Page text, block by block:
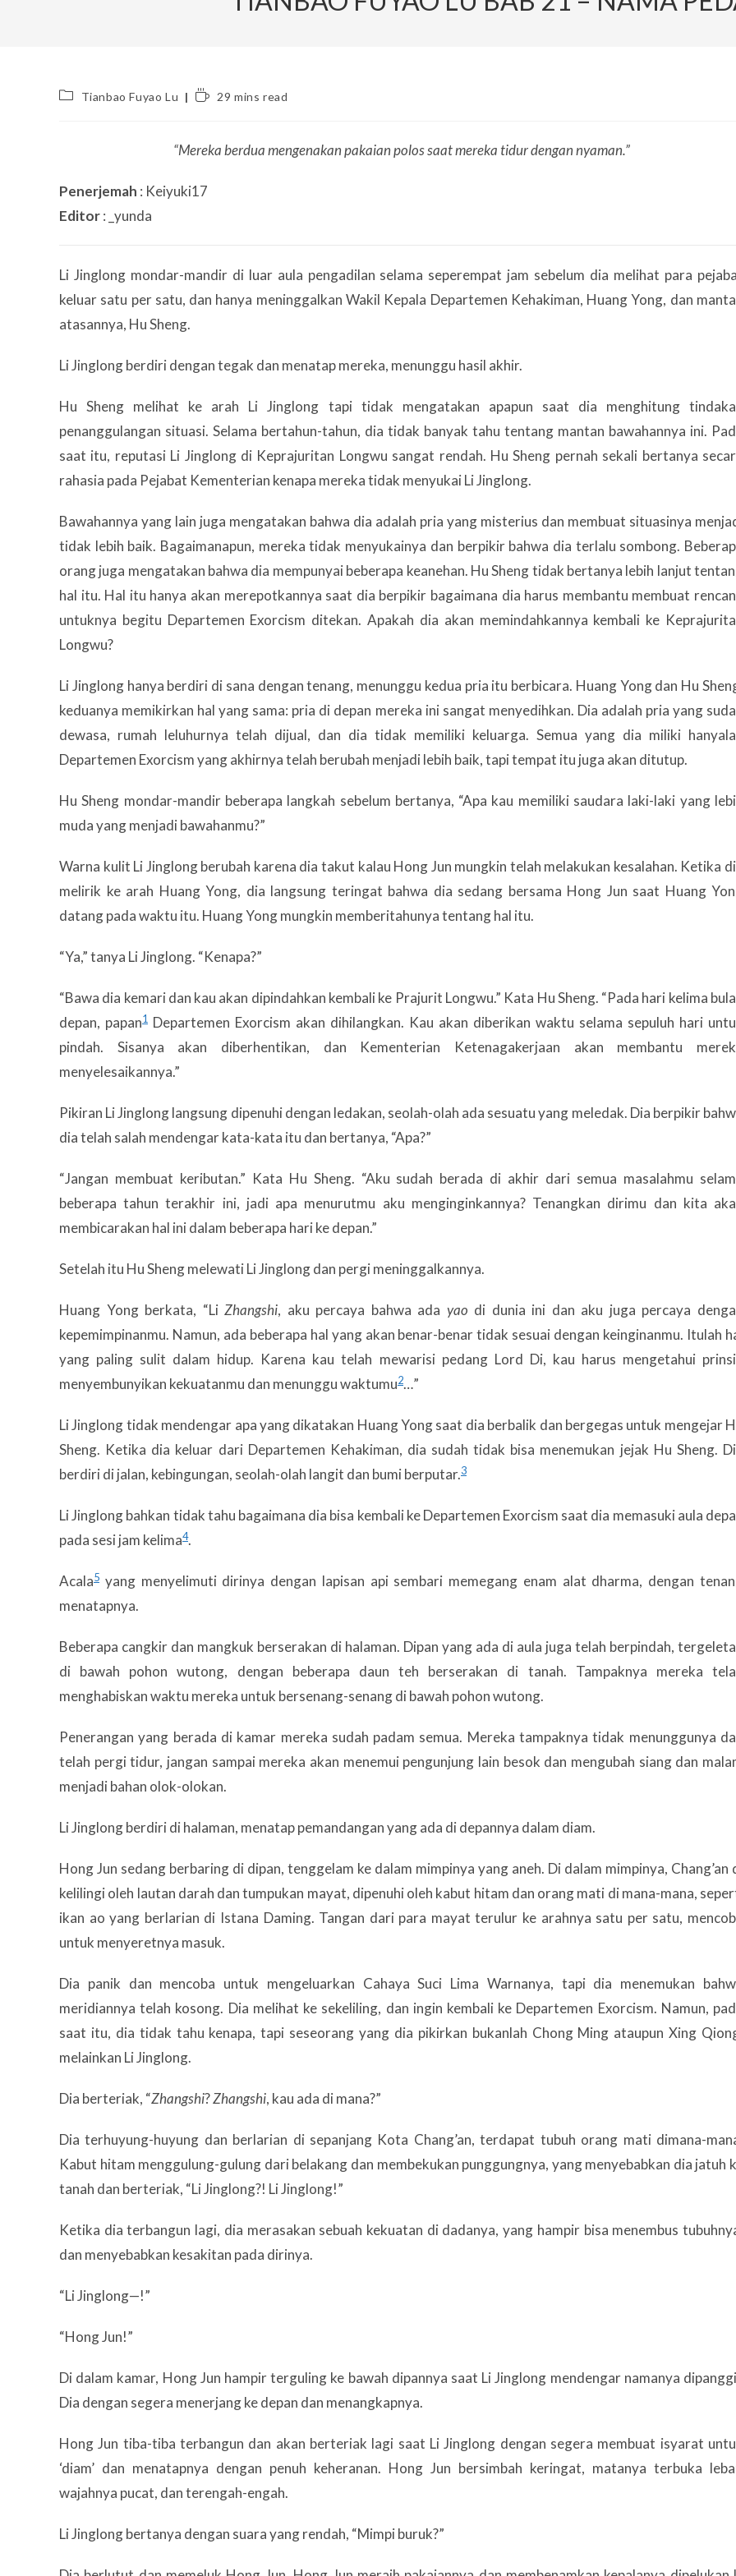
PostTianbao Fuyao Lu
Reading29 mins read
“Mereka berdua mengenakan pakaian polos saat mereka tidur dengan nyaman.”
Penerjemah : Keiyuki17
Editor: _yunda
Li Jinglong mondar-mandir di luar aula pengadilan selama seperempat jam sebelum dia melihat para
keluar satu per satu, dan hanya meninggalkan Wakil Kepala Departemen Kehakiman, Huang Yong, dan
atasannya, Hu Sheng.
Li Jinglong berdiri dengan tegak dan menatap mereka, menunggu hasil akhir.
Hu Sheng melihat ke arah Li Jinglong tapi tidak mengatakan apapun saat dia menghitung
penanggulangan situasi. Selama bertahun-tahun, dia tidak banyak tahu tentang mantan bawahannya ini.
saat itu, reputasi Li Jinglong di Keprajuritan Longwu sangat rendah. Hu Sheng pernah sekali bertanya
rahasia pada Pejabat Kementerian kenapa mereka tidak menyukai Li Jinglong.
Bawahannya yang lain juga mengatakan bahwa dia adalah pria yang misterius dan membuat situasinya
tidak lebih baik. Bagaimanapun, mereka tidak menyukainya dan berpikir bahwa dia terlalu sombong.
orang juga mengatakan bahwa dia mempunyai beberapa keanehan. Hu Sheng tidak bertanya lebih lanjut
hal itu. Hal itu hanya akan merepotkannya saat dia berpikir bagaimana dia harus membantu membuat
untuknya begitu Departemen Exorcism ditekan. Apakah dia akan memindahkannya kembali ke
Longwu?
Li Jinglong hanya berdiri di sana dengan tenang, menunggu kedua pria itu berbicara. Huang Yong dan Hu
keduanya memikirkan hal yang sama: pria di depan mereka ini sangat menyedihkan. Dia adalah pria yang
dewasa, rumah leluhurnya telah dijual, dan dia tidak memiliki keluarga. Semua yang dia miliki
Departemen Exorcism yang akhirnya telah berubah menjadi lebih baik, tapi tempat itu juga akan ditutup.
Hu Sheng mondar-mandir beberapa langkah sebelum bertanya, “Apa kau memiliki saudara laki-laki yang
muda yang menjadi bawahanmu?”
Warna kulit Li Jinglong berubah karena dia takut kalau Hong Jun mungkin telah melakukan kesalahan. Ketika
melirik ke arah Huang Yong, dia langsung teringat bahwa dia sedang bersama Hong Jun saat Huang
datang pada waktu itu. Huang Yong mungkin memberitahunya tentang hal itu.
“Ya,” tanya Li Jinglong. “Kenapa?”
“Bawa dia kemari dan kau akan dipindahkan kembali ke Prajurit Longwu.” Kata Hu Sheng. “Pada hari kelima
depan, papan1 Departemen Exorcism akan dihilangkan. Kau akan diberikan waktu selama sepuluh hari
pindah. Sisanya akan diberhentikan, dan Kementerian Ketenagakerjaan akan membantu
menyelesaikannya.”
Pikiran Li Jinglong langsung dipenuhi dengan ledakan, seolah-olah ada sesuatu yang meledak. Dia berpikir
dia telah salah mendengar kata-kata itu dan bertanya, “Apa?”
“Jangan membuat keributan.” Kata Hu Sheng. “Aku sudah berada di akhir dari semua masalahmu
beberapa tahun terakhir ini, jadi apa menurutmu aku menginginkannya? Tenangkan dirimu dan kita
membicarakan hal ini dalam beberapa hari ke depan.”
Setelah itu Hu Sheng melewati Li Jinglong dan pergi meninggalkannya.
Huang Yong berkata, “LiZhangshi, aku percaya bahwa ada yao di dunia ini dan aku juga percaya
kepemimpinanmu. Namun, ada beberapa hal yang akan benar-benar tidak sesuai dengan keinginanmu. Itulah
yang paling sulit dalam hidup. Karena kau telah mewarisi pedang Lord Di, kau harus mengetahui
menyembunyikan kekuatanmu dan menunggu waktumu2…”
Li Jinglong tidak mendengar apa yang dikatakan Huang Yong saat dia berbalik dan bergegas untuk mengejar
Sheng. Ketika dia keluar dari Departemen Kehakiman, dia sudah tidak bisa menemukan jejak Hu Sheng.
berdiri di jalan, kebingungan, seolah-olah langit dan bumi berputar.3
Li Jinglong bahkan tidak tahu bagaimana dia bisa kembali ke Departemen Exorcism saat dia memasuki aula
pada sesi jam kelima4.
Acala5 yang menyelimuti dirinya dengan lapisan api sembari memegang enam alat dharma, dengan
menatapnya.
Beberapa cangkir dan mangkuk berserakan di halaman. Dipan yang ada di aula juga telah berpindah,
di bawah pohon wutong, dengan beberapa daun teh berserakan di tanah. Tampaknya mereka
menghabiskan waktu mereka untuk bersenang-senang di bawah pohon wutong.
Penerangan yang berada di kamar mereka sudah padam semua. Mereka tampaknya tidak menunggunya
telah pergi tidur, jangan sampai mereka akan menemui pengunjung lain besok dan mengubah siang dan
menjadi bahan olok-olokan.
Li Jinglong berdiri di halaman, menatap pemandangan yang ada di depannya dalam diam.
Hong Jun sedang berbaring di dipan, tenggelam ke dalam mimpinya yang aneh. Di dalam mimpinya, Chang’an
kelilingi oleh lautan darah dan tumpukan mayat, dipenuhi oleh kabut hitam dan orang mati di mana-mana,
ikan ao yang berlarian di Istana Daming. Tangan dari para mayat terulur ke arahnya satu per satu,
untuk menyeretnya masuk.
Dia panik dan mencoba untuk mengeluarkan Cahaya Suci Lima Warnanya, tapi dia menemukan
meridiannya telah kosong. Dia melihat ke sekeliling, dan ingin kembali ke Departemen Exorcism. Namun,
saat itu, dia tidak tahu kenapa, tapi seseorang yang dia pikirkan bukanlah Chong Ming ataupun Xing
melainkan Li Jinglong.
Dia berteriak, “Zhangshi?Zhangshi, kau ada di mana?”
Dia terhuyung-huyung dan berlarian di sepanjang Kota Chang’an, terdapat tubuh orang mati dimana-
Kabut hitam menggulung-gulung dari belakang dan membekukan punggungnya, yang menyebabkan dia jatuh
tanah dan berteriak, “Li Jinglong?! Li Jinglong!”
Ketika dia terbangun lagi, dia merasakan sebuah kekuatan di dadanya, yang hampir bisa menembus
dan menyebabkan kesakitan pada dirinya.
“Li Jinglong—!”
“Hong Jun!”
Di dalam kamar, Hong Jun hampir terguling ke bawah dipannya saat Li Jinglong mendengar namanya
Dia dengan segera menerjang ke depan dan menangkapnya.
Hong Jun tiba-tiba terbangun dan akan berteriak lagi saat Li Jinglong dengan segera membuat isyarat
‘diam’ dan menatapnya dengan penuh keheranan. Hong Jun bersimbah keringat, matanya terbuka
wajahnya pucat, dan terengah-engah.
Li Jinglong bertanya dengan suara yang rendah, “Mimpi buruk?”